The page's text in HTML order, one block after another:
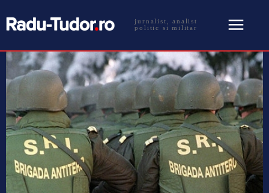
jurnalist, analist
politic si militar